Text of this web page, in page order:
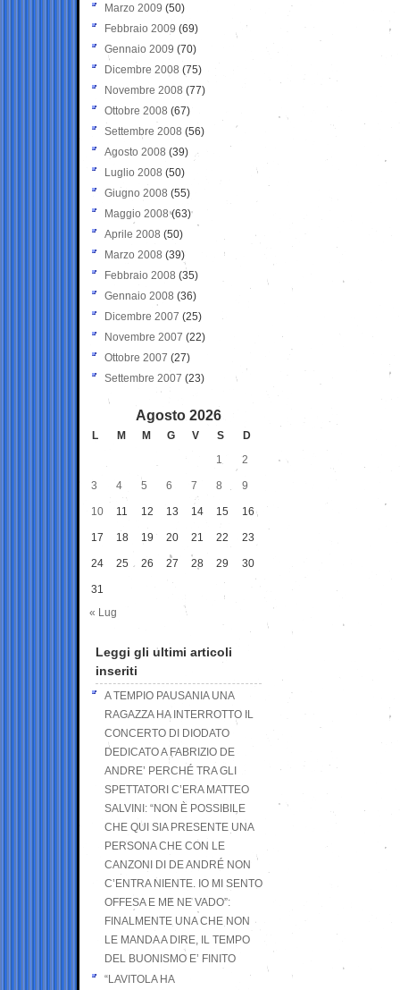
Marzo 2009 (50)
Febbraio 2009 (69)
Gennaio 2009 (70)
Dicembre 2008 (75)
Novembre 2008 (77)
Ottobre 2008 (67)
Settembre 2008 (56)
Agosto 2008 (39)
Luglio 2008 (50)
Giugno 2008 (55)
Maggio 2008(63)
Aprile 2008 (50)
Marzo 2008 (39)
Febbraio 2008 (35)
Gennaio 2008 (36)
Dicembre 2007 (25)
Novembre 2007 (22)
Ottobre 2007 (27)
Settembre 2007 (23)
Agosto 2026
L M M G V S
D
1
2
3 4 5 6 7 8 9
10 11 12 13 14 15 16
17 18 19 20 21 22 23
24 25 26 27 28 29 30
31
« Lug
Leggi gli ultimi articoli
inseriti
A TEMPIO PAUSANIA UNA
RAGAZZA HA INTERROTTO IL
CONCERTO DI DIODATO
DEDICATO A FABRIZIO DE
ANDRE’ PERCHÉ TRA GLI
SPETTATORI C’ERA MATTEO
SALVINI: “NON È POSSIBILE
CHE QUI SIA PRESENTE UNA
PERSONA CHE CON LE
CANZONI DI DE ANDRÉ NON
C’ENTRA NIENTE. IO MI SENTO
OFFESA E ME NE VADO”:
FINALMENTE UNA CHE NON
LE MANDA A DIRE, IL TEMPO
DEL BUONISMO E’ FINITO
“LAVITOLA HA